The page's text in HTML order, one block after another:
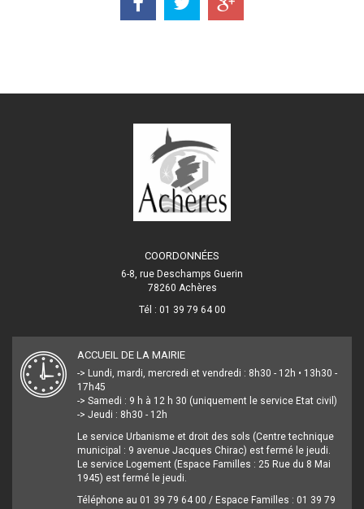
COORDONNÉES
6-8, rue Deschamps Guerin
78260 Achères
Tél : 01 39 79 64 00
ACCUEIL DE LA MAIRIE
-> Lundi, mardi, mercredi et vendredi : 8h30 - 12h • 13h30 -
17h45
-> Samedi : 9 h à 12 h 30 (uniquement le service Etat civil)
-> Jeudi : 8h30 - 12h
Le service Urbanisme et droit des sols (Centre technique
municipal : 9 avenue Jacques Chirac) est fermé le jeudi.
Le service Logement (Espace Familles : 25 Rue du 8 Mai
1945) est fermé le jeudi.
Téléphone au 01 39 79 64 00 / Espace Familles : 01 39 79